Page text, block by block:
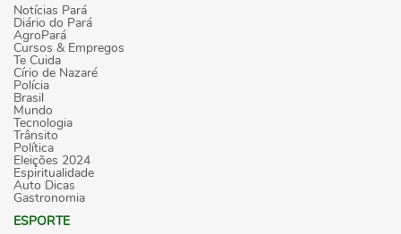
Notícias Pará
Diário do Pará
AgroPará
Cursos & Empregos
Te Cuida
Círio de Nazaré
Polícia
Brasil
Mundo
Tecnologia
Trânsito
Política
Eleições 2024
Espiritualidade
Auto Dicas
Gastronomia
ESPORTE